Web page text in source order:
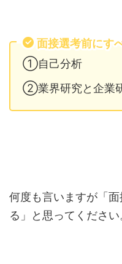
面接選考前にす
①自己分析
②業界研究と企業
何度も言いますが「
る」と思ってください